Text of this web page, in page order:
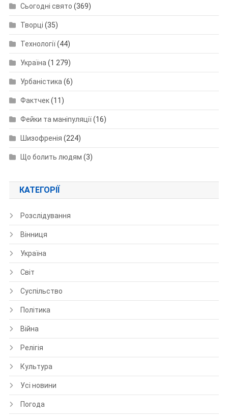
Сьогодні свято (369)
Творці (35)
Технології(44)
Україна (1 279)
Урбаністика (6)
Фактчек(11)
Фейки та маніпуляції(16)
Шизофренія (224)
Що болить людям (3)
КАТЕГОРІЇ
Розслідування
Вінниця
Україна
Світ
Суспільство
Політика
Війна
Релігія
Культура
Усі новини
Погода